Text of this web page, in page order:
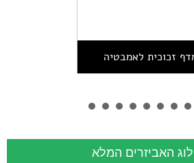
זכוכית לאמבטיה
האביזרים המלא